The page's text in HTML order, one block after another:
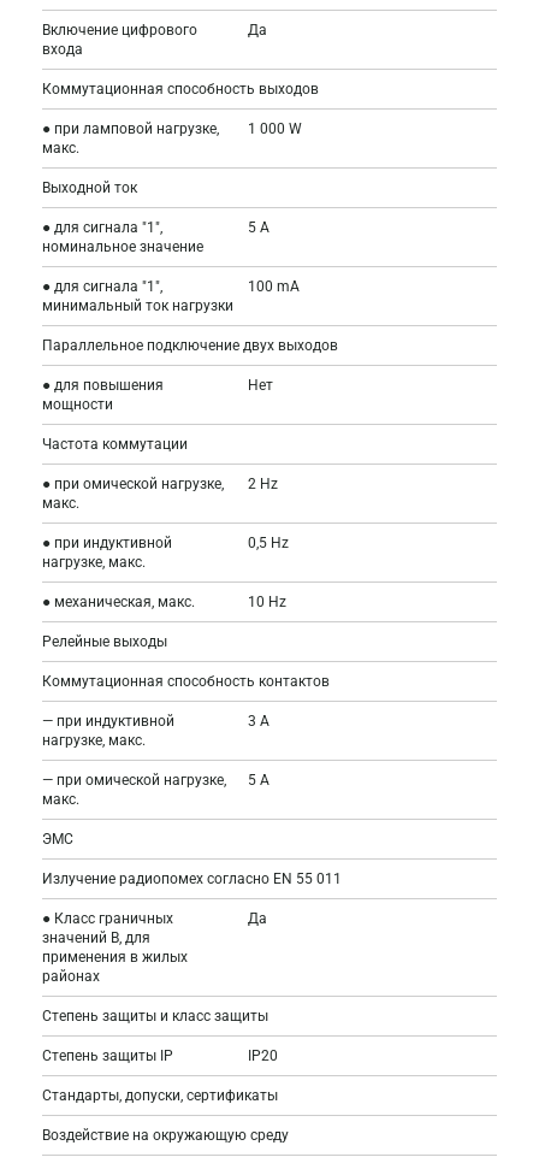
Включение цифрового
входа
Да
Коммутационная способность выходов
● при ламповой нагрузке,
макс.
1 000 W
Выходной ток
● для сигнала "1",
номинальное значение
5 A
● для сигнала "1",
минимальный ток нагрузки
100 mA
Параллельное подключение двух выходов
● для повышения
мощности
Нет
Частота коммутации
● при омической нагрузке,
макс.
2 Hz
● при индуктивной
нагрузке, макс.
0,5 Hz
● механическая, макс. 10 Hz
Релейные выходы
Коммутационная способность контактов
— при индуктивной
нагрузке, макс.
3 A
— при омической нагрузке,
макс.
5 A
ЭМС
Излучение радиопомех согласно EN 55 011
● Класс граничных
значений B, для
применения в жилых
районах
Да
Степень защиты и класс защиты
Степень защиты IP IP20
Стандарты, допуски, сертификаты
Воздействие на окружающую среду